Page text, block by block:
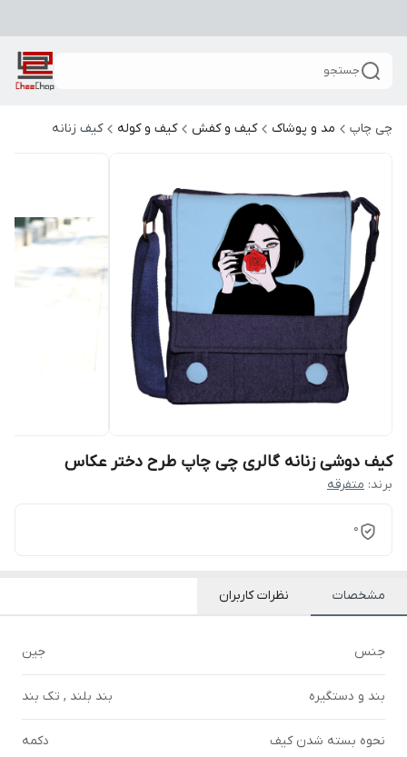
جستجو
چی چاپ مد و پوشاک کیف و کفش کیف و کوله کیف زنانه
کیف دوشی زنانه گالری چی چاپ طرح دختر عکاس
برند: متفرقه
0
مشخصات نظرات کاربران
جنس جین
بند و دستگیره بند بلند , تک بند
نحوه بسته شدن کیف دکمه